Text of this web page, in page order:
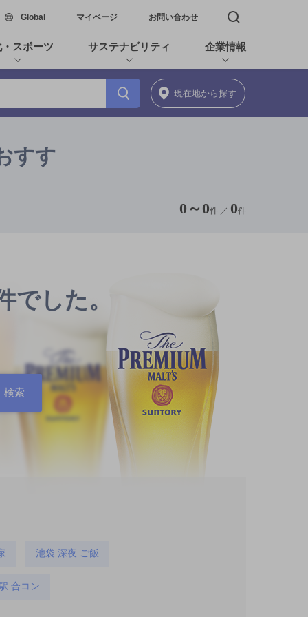
Global新しいウィンドウで開く
マイページ お問い合わせ 検索窓を開く
スポーツ サステナビリティ 企業情報
現在地から探す
すす
0 ～ 0件 ／ 0件
でした。
池袋 深夜 ご飯
合コン